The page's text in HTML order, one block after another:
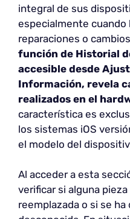
integral de sus
especialmente cuando
reparaciones o
función de Historial
accesible desde
Información, revela
realizados en el
característica es
los sistemas iOS
el modelo del
Al acceder a esta
verificar si alguna
reemplazada o si se